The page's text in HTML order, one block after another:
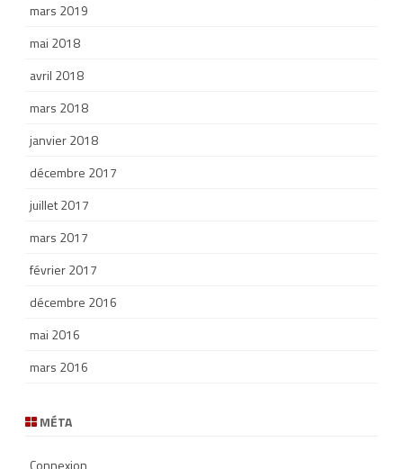
mars 2019
mai 2018
avril 2018
mars 2018
janvier 2018
décembre 2017
juillet 2017
mars 2017
février 2017
décembre 2016
mai 2016
mars 2016
MÉTA
Connexion